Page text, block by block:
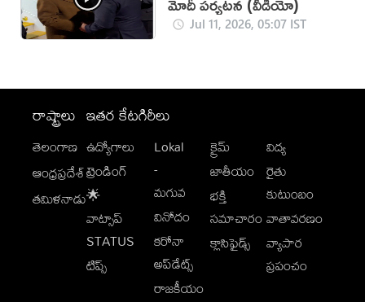
Jul 11, 2026, 05:07 IST
రాష్ట్రాలు
తెలంగాణ
ఆంధ్రప్రదేశ్
తమిళనాడు
ఇతర కేటగిరీలు
ఉద్యోగాలు
ట్రెండింగ్
🌟
వాట్సాప్
STATUS
టిప్స్
Lokal
-
మగువ
వినోదం
కరోనా
అప్‌డేట్స్
రాజకీయం
క్రైమ్
జాతీయం
భక్తి
సమాచారం
క్లాసిఫైడ్స్
విద్య
రైతు
కుటుంబం
వాతావరణం
వ్యాపార
ప్రపంచం